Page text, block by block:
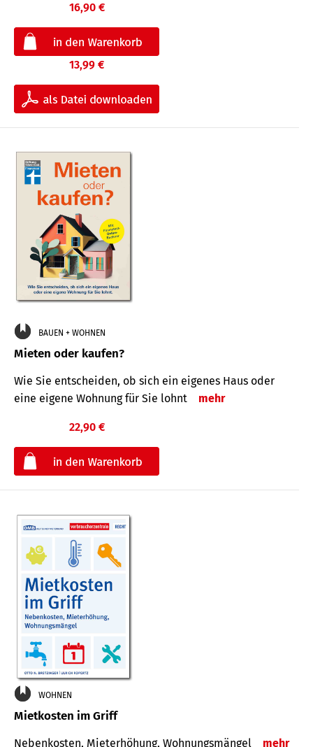
16,90 €
13,99 €
BAUEN + WOHNEN
Mieten oder kaufen?
Wie Sie entscheiden, ob sich ein eigenes Haus oder
eine eigene Wohnung für Sie lohnt
mehr
22,90 €
WOHNEN
Mietkosten im Griff
Nebenkosten, Mieterhöhung, Wohnungsmängel mehr